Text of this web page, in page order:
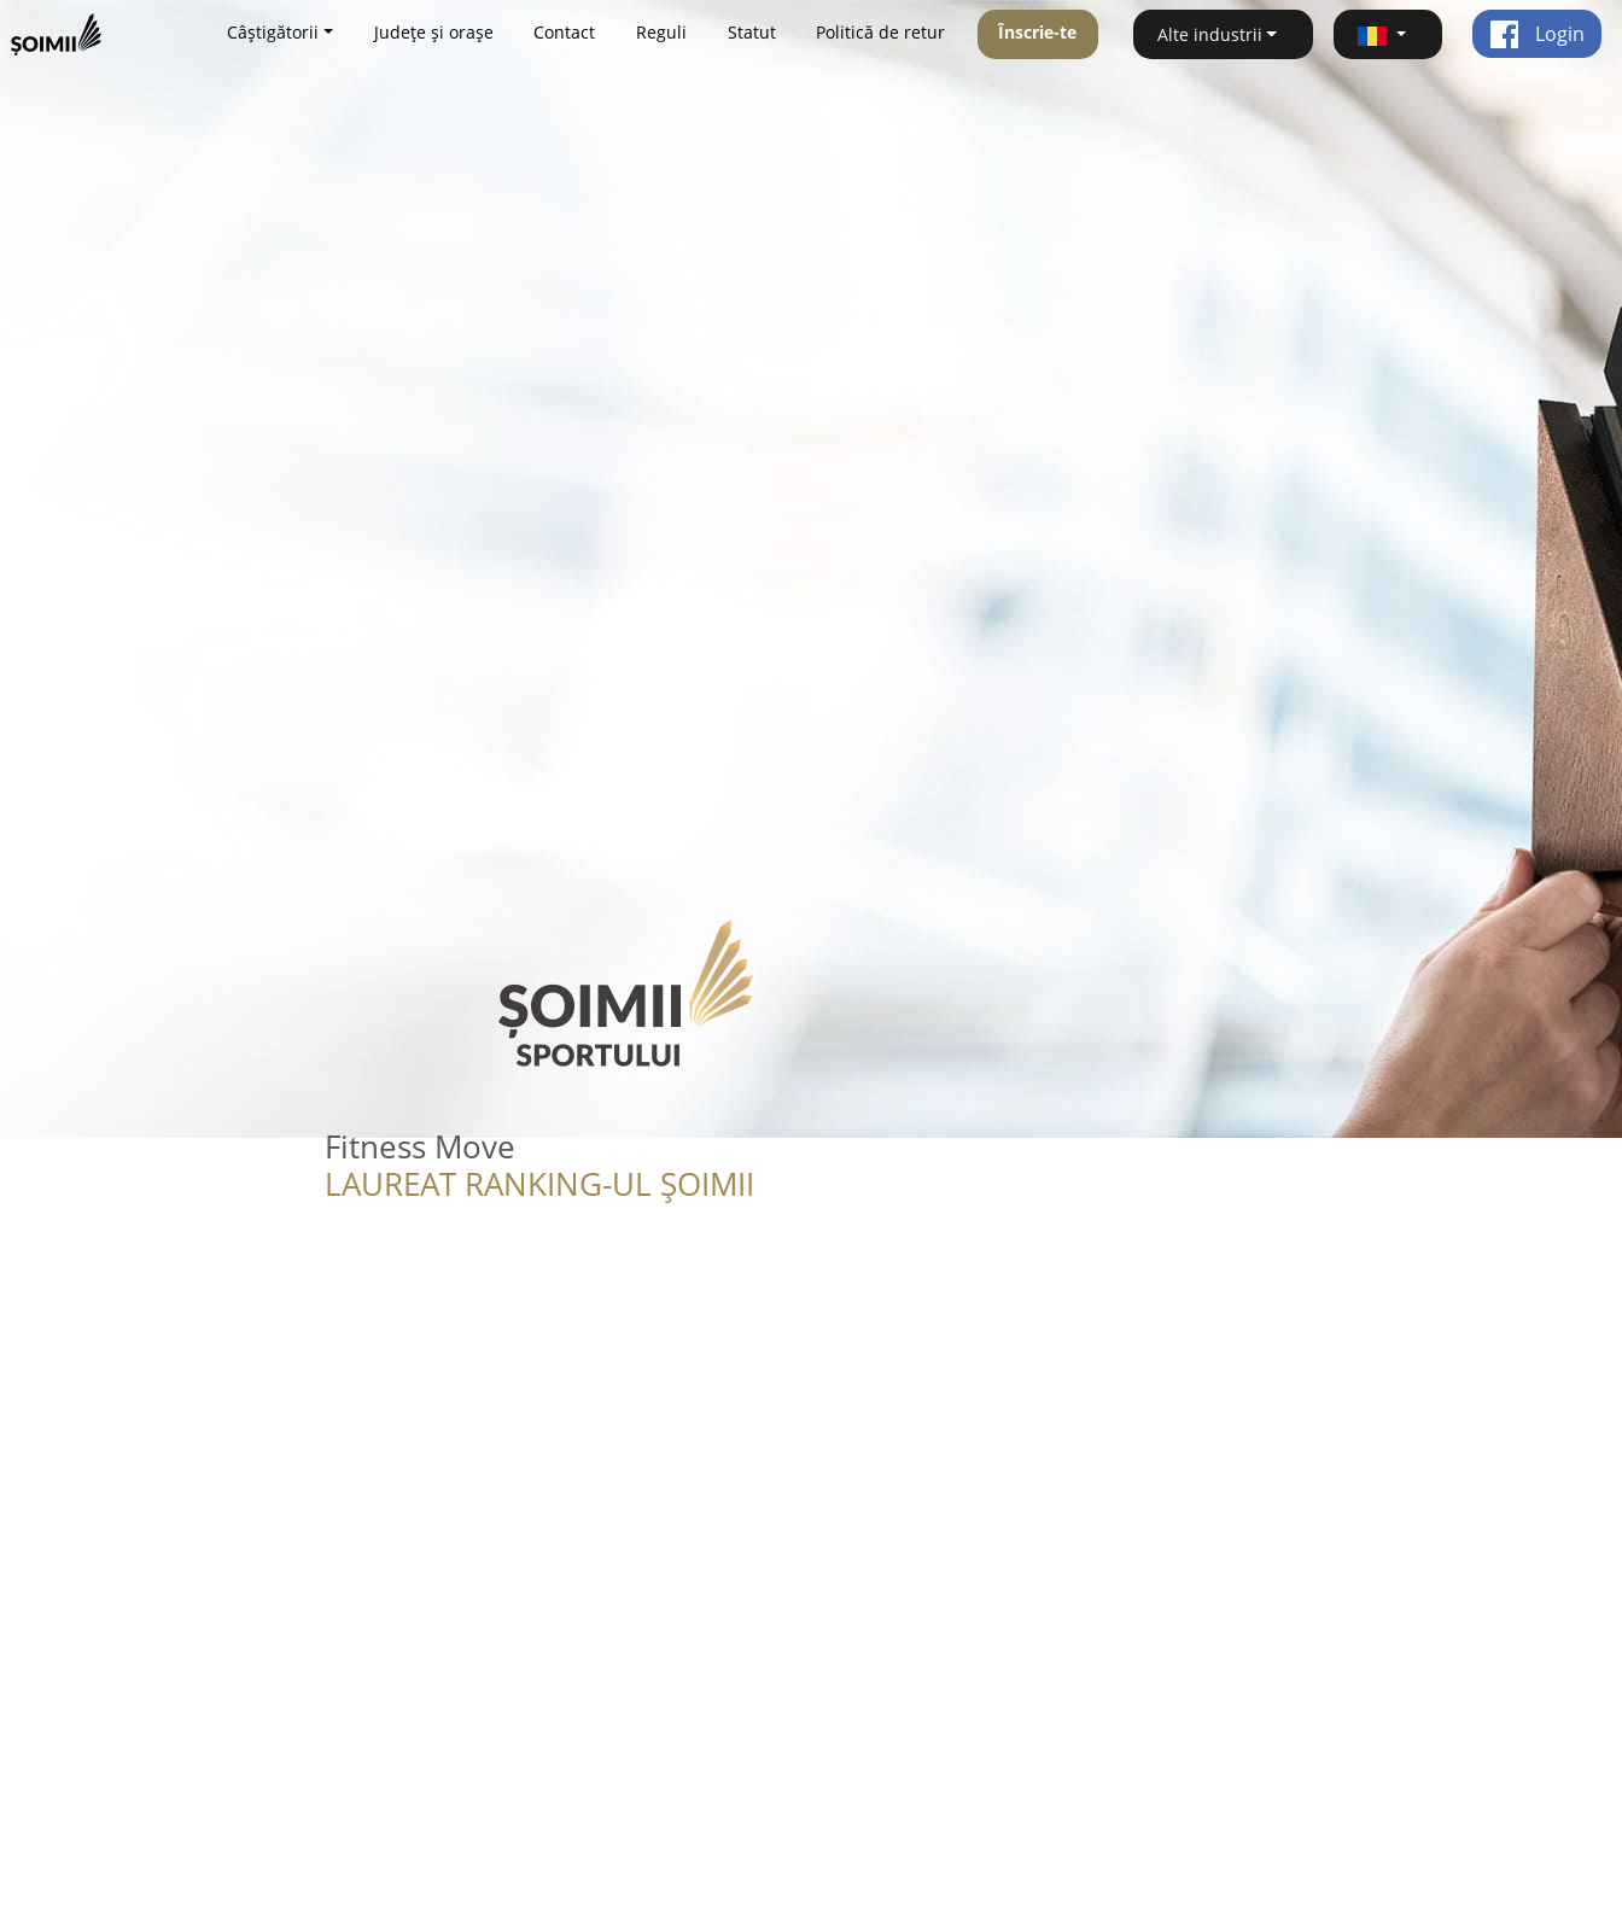
Câștigătorii Județe și orașe Contact Reguli Statut Politică de retur Înscrie-te Alte industrii Login
Fitness Move
LAUREAT RANKING-UL ȘOIMII